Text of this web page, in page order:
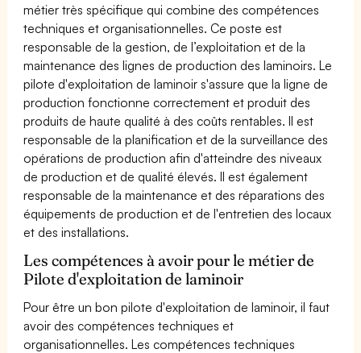
métier très spécifique qui combine des compétences
techniques et organisationnelles. Ce poste est
responsable de la gestion, de l’exploitation et de la
maintenance des lignes de production des laminoirs. Le
pilote d'exploitation de laminoir s'assure que la ligne de
production fonctionne correctement et produit des
produits de haute qualité à des coûts rentables. Il est
responsable de la planification et de la surveillance des
opérations de production afin d'atteindre des niveaux
de production et de qualité élevés. Il est également
responsable de la maintenance et des réparations des
équipements de production et de l'entretien des locaux
et des installations.
Les compétences à avoir pour le métier de
Pilote d'exploitation de laminoir
Pour être un bon pilote d'exploitation de laminoir, il faut
avoir des compétences techniques et
organisationnelles. Les compétences techniques